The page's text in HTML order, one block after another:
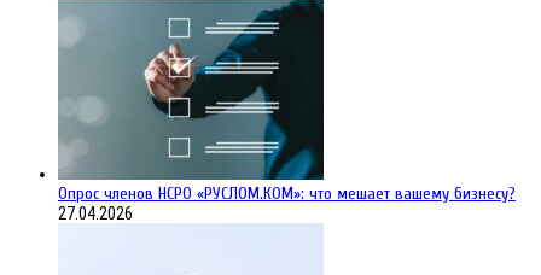
Опрос членов НСРО «РУСЛОМ.КОМ»: что мешает вашему бизнесу?
27.04.2026